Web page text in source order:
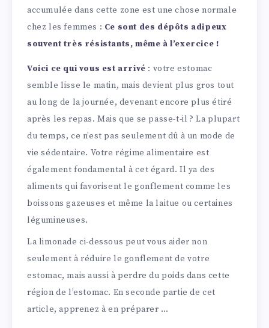
accumulée dans cette zone est une chose normale
chez les femmes : Ce sont des dépôts adipeux
souvent très résistants, même à l’exercice !
Voici ce qui vous est arrivé : votre estomac
semble lisse le matin, mais devient plus gros tout
au long de la journée, devenant encore plus étiré
après les repas. Mais que se passe-t-il ? La plupart
du temps, ce n’est pas seulement dû à un mode de
vie sédentaire. Votre régime alimentaire est
également fondamental à cet égard. Il ya des
aliments qui favorisent le gonflement comme les
boissons gazeuses et même la laitue ou certaines
légumineuses.
La limonade ci-dessous peut vous aider non
seulement à réduire le gonflement de votre
estomac, mais aussi à perdre du poids dans cette
région de l’estomac. En seconde partie de cet
article, apprenez à en préparer …